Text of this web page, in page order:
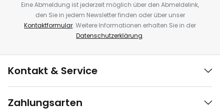
Eine Abmeldung ist jederzeit möglich über den Abmeldelink,
den Sie in jedem Newsletter finden oder über unser
Kontaktformular. Weitere Informationen erhalten Sie in der
Datenschutzerklärung.
Kontakt & Service
Zahlungsarten